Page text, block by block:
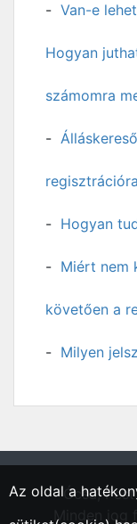
Van-e
Hogyan
számomra
Hogyan
Miért nem
követően a
Milyen
"Ócsa,
Minden jog
Az oldal a